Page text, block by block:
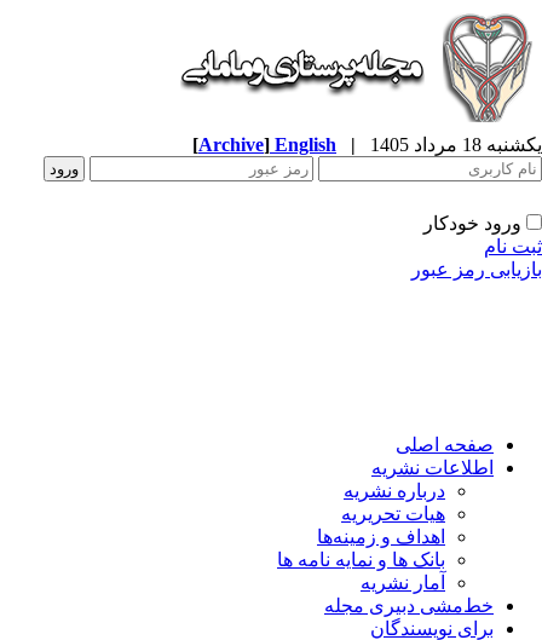
18 مرداد 1405 |
English
[Archive]
ورود خودکار
نام
رمز عبور
صفحه اصلی
اطلاعات نشریه
درباره نشریه
هیات تحریریه
اهداف و زمینه‌ها
بانک ها و نمایه نامه ها
آمار نشریه
خط‌مشی دبیری مجله
برای نویسندگان